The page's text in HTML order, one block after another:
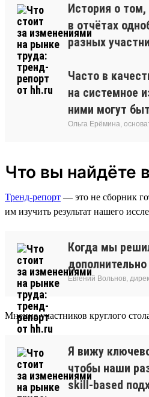
История о
в отчётах
разных
Часто в
на системное
ними могут
Ольга Ерёмина,
Что вы найдёте
Тренд-репорт — это не сборник
им изучить результат нашего
Когда мы
Евгений Вольнов,
Мнение участников круглого
Я вижу
чтобы наши
skill-based